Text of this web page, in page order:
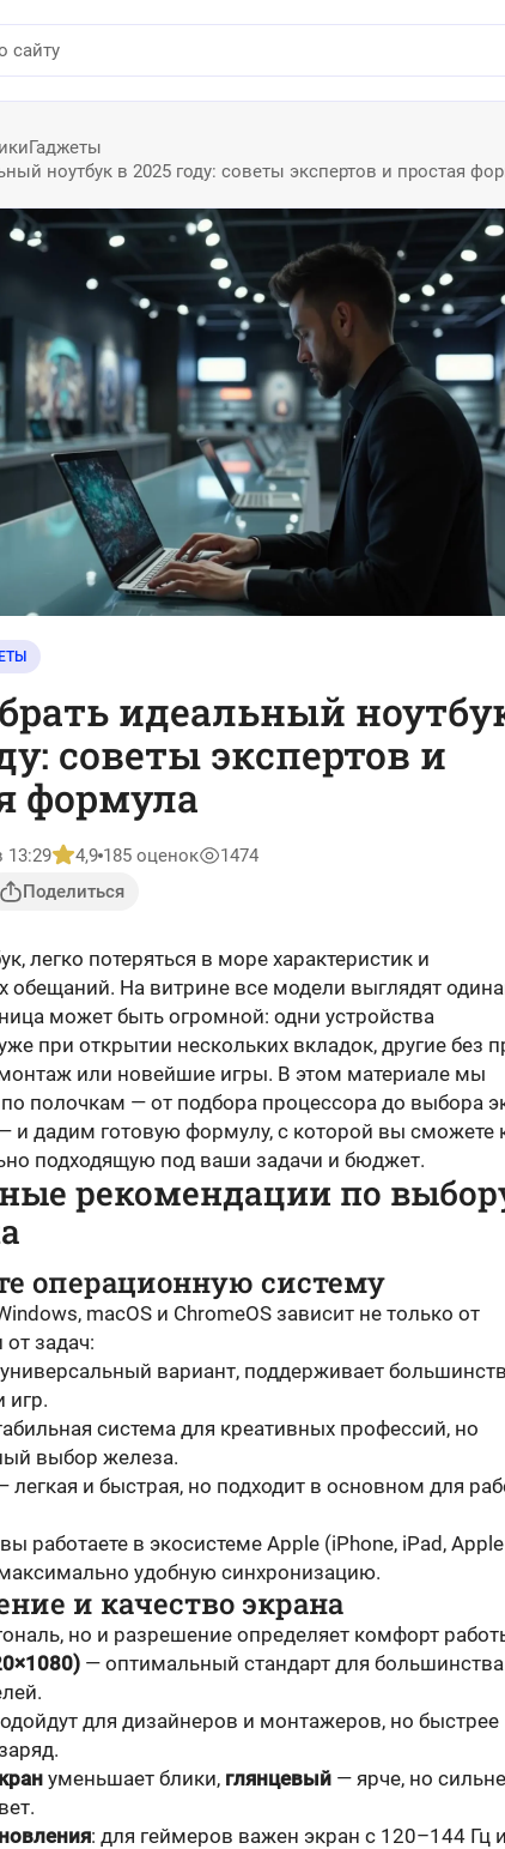
Гаджеты
ноутбук в 2025 году: советы экспертов и простая
идеальный
советы экспертов и
формула
13:29 4,9 185 оценок
1474
Поделиться
легко потеряться в море характеристик и
обещаний. На витрине все модели выглядят
может быть огромной: одни устройства
уже при открытии нескольких вкладок, другие без
или новейшие игры. В этом материале мы
полочкам — от подбора процессора до выбора
и дадим готовую формулу, с которой вы сможете
подходящую под ваши задачи и бюджет.
рекомендации по
операционную систему
macOS и ChromeOS зависит не только от
задач:
вариант, поддерживает
игр.
система для креативных профессий, но
выбор железа.
легкая и быстрая, но подходит в основном для
работаете в экосистеме Apple (iPhone, iPad,
удобную синхронизацию.
и качество экрана
но и разрешение определяет комфорт
— оптимальный стандарт для большинства
для дизайнеров и монтажеров, но быстрее
уменьшает блики, глянцевый — ярче, но
: для геймеров важен экран с 120–144 Гц